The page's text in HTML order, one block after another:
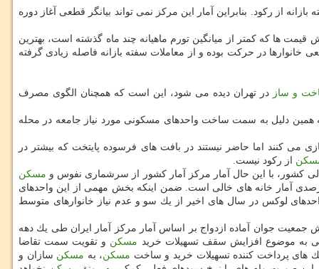
بازانه از ركود. بنابراین آمار این مركز نمی تواند بیانگر قطعی آغاز دوره
ها كه كمتر از میانگین تورم ماهیانه چند ماه گذشته است، بهترین
خانوارها در حركت بوده و از معاملات سفته بازانه فاصله زیادی گرفته
و ساز در تهران دیده می شود، این است كه همچنان الگوی مصرف
همین دلیل به سمت ساخت واحدهای مسكونی مورد نیاز جامعه در محله
و نوسازی می كنند اما حاضر نیستند در بافت های فرسوده پایتخت كه بیشتر در
مسكن از ركود نیست.
مسكن
افزایش خانه های خالی از ۱ میلیون و ۶۰۰ هزار واحد در سال ۹۰ به ۲ میلیون و ۶۰۰ هزار واحد در سال ۹۵ دارد كه به معنی افزایش ۵۵.۵ درصدی آمار خانه های خالی است. ضمن اینكه بخش مهمی از این واحدهای
لوكس در سال های اخیر از یك سو و عدم نیاز خانوارهای متوسط
جوان آماده ازدواج بر اساس آمار مركز آمار ایران طی یك دهه
به موضوع افزایش سقف تسهیلات خرید مسكن و تقویت سمت تقاضا
های پرداخت كننده تسهیلات خرید و ساخت مسكن، به مسكن سازان و